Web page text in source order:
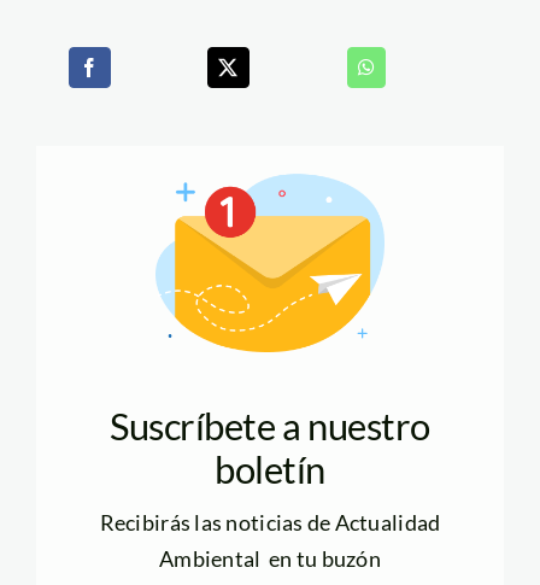
Suscríbete a nuestro
boletín
Recibirás las noticias de Actualidad
Ambiental en tu buzón